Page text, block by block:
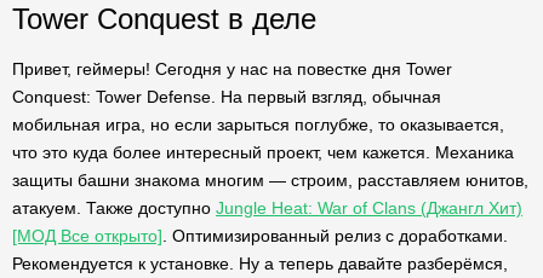
Tower Conquest в деле
Привет, геймеры! Сегодня у нас на повестке дня Tower
Conquest: Tower Defense. На первый взгляд, обычная
мобильная игра, но если зарыться поглубже, то оказывается,
что это куда более интересный проект, чем кажется. Механика
защиты башни знакома многим — строим, расставляем юнитов,
атакуем. Также доступно Jungle Heat: War of Clans (Джангл Хит)
[МОД Все открыто] . Оптимизированный релиз с доработками.
Рекомендуется к установке. Ну а теперь давайте разберёмся,